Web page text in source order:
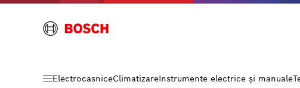
ElectrocasniceClimatizareInstrumente electrice și manuale